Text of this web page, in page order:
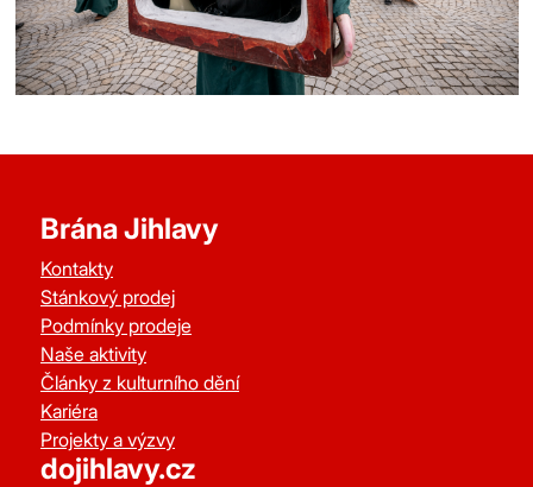
Brána Jihlavy
Kontakty
Stánkový prodej
Podmínky prodeje
Naše aktivity
Články z kulturního dění
Kariéra
Projekty a výzvy
dojihlavy.cz